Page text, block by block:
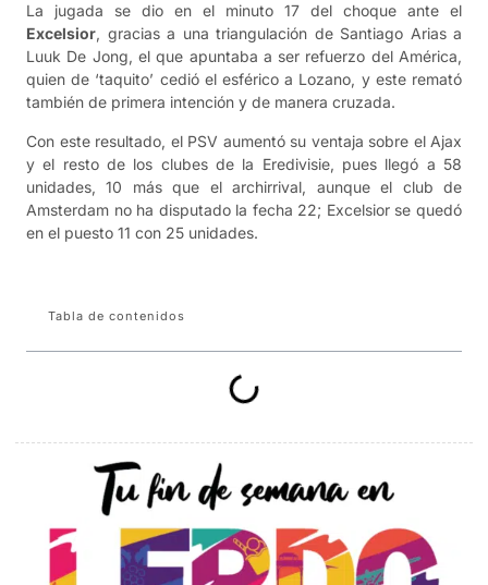
La jugada se dio en el minuto 17 del choque ante el
Excelsior, gracias a una triangulación de Santiago Arias a
Luuk De Jong, el que apuntaba a ser refuerzo del América,
quien de ‘taquito’ cedió el esférico a Lozano, y este remató
también de primera intención y de manera cruzada.
Con este resultado, el PSV aumentó su ventaja sobre el Ajax
y el resto de los clubes de la Eredivisie, pues llegó a 58
unidades, 10 más que el archirrival, aunque el club de
Amsterdam no ha disputado la fecha 22; Excelsior se quedó
en el puesto 11 con 25 unidades.
Tabla de contenidos